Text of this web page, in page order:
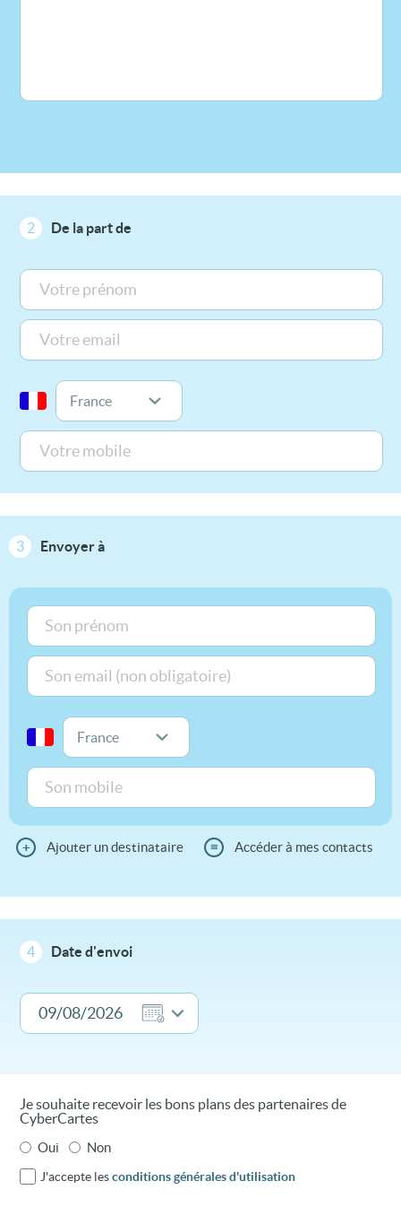
2 De la part de
3 Envoyer à
+ Ajouter un destinataire ≡ Accéder à mes contacts
4 Date d'envoi
Je souhaite recevoir les bons plans des partenaires de
CyberCartes
Oui Non
J'accepte lesconditions générales d'utilisation